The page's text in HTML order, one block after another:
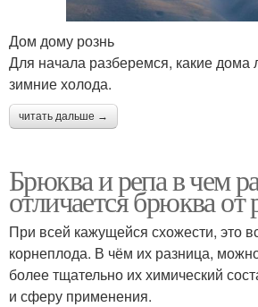
Дом дому рознь
Для начала разберемся, какие дома
зимние холода.
читать дальше →
Брюква и репа в чем
отличается брюква от
При всей кажущейся схожести, это
корнеплода. В чём их разница,
более тщательно их химический
и сферу применения.